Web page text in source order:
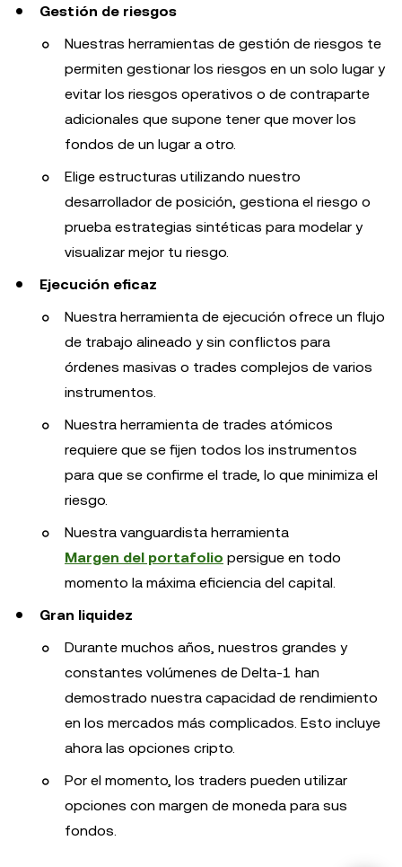
Gestión de riesgos
Nuestras herramientas de gestión de riesgos te
permiten gestionar los riesgos en un solo lugar y
evitar los riesgos operativos o de contraparte
adicionales que supone tener que mover los
fondos de un lugar a otro.
Elige estructuras utilizando nuestro
desarrollador de posición, gestiona el riesgo o
prueba estrategias sintéticas para modelar y
visualizar mejor tu riesgo.
Ejecución eficaz
Nuestra herramienta de ejecución ofrece un flujo
de trabajo alineado y sin conflictos para
órdenes masivas o trades complejos de varios
instrumentos.
Nuestra herramienta de trades atómicos
requiere que se fijen todos los instrumentos
para que se confirme el trade, lo que minimiza el
riesgo.
Nuestra vanguardista herramienta
Margen del portafolio persigue en todo
momento la máxima eficiencia del capital.
Gran liquidez
Durante muchos años, nuestros grandes y
constantes volúmenes de Delta-1 han
demostrado nuestra capacidad de rendimiento
en los mercados más complicados. Esto incluye
ahora las opciones cripto.
Por el momento, los traders pueden utilizar
opciones con margen de moneda para sus
fondos.